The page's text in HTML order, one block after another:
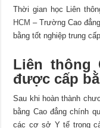
Thời gian học Liên
HCM – Trường Cao
bằng tốt nghiệp trung
Liên thông
được cấp
Sau khi hoàn thành
bằng Cao đẳng chính
các cơ sở Y tế trong